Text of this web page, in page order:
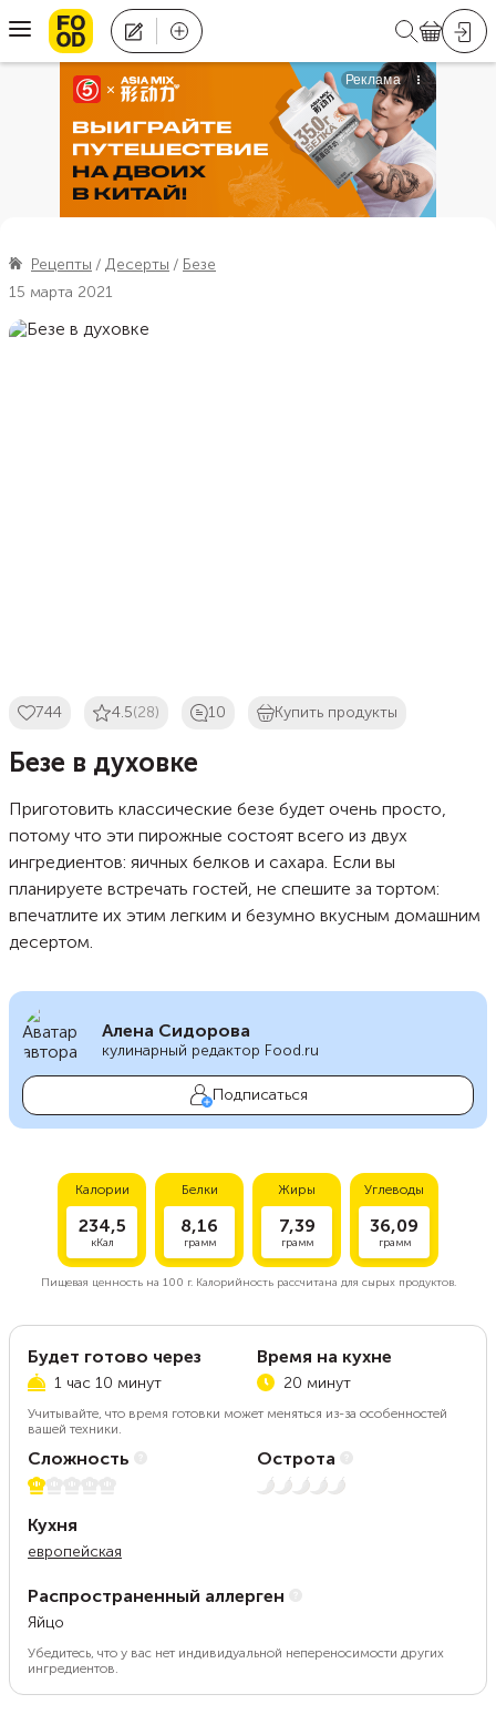
Рецепты Десерты
Безе
15 марта 2021
744 4.5(28) 10 Купить продукты
Безе в духовке
Приготовить классические безе будет очень просто,
потому что эти пирожные состоят всего из двух
ингредиентов: яичных белков и сахара. Если вы
планируете встречать гостей, не спешите за тортом:
впечатлите их этим легким и безумно вкусным домашним
десертом.
Алена Сидорова
кулинарный редактор Food.ru
Подписаться
Калории
234,5
кКал
Белки
8,16
грамм
Жиры
7,39
грамм
Углеводы
36,09
грамм
Пищевая ценность на 100 г.Калорийность рассчитана для сырых продуктов.
Будет готово через
1 час 10 минут
Время на кухне
20 минут
Учитывайте, что время готовки может меняться из-за особенностей
вашей техники.
Сложность
1 из 5
Острота
Нет остроты
Кухня
европейская
Распространенный аллерген
Яйцо
Убедитесь, что у вас нет индивидуальной непереносимости других
ингредиентов.